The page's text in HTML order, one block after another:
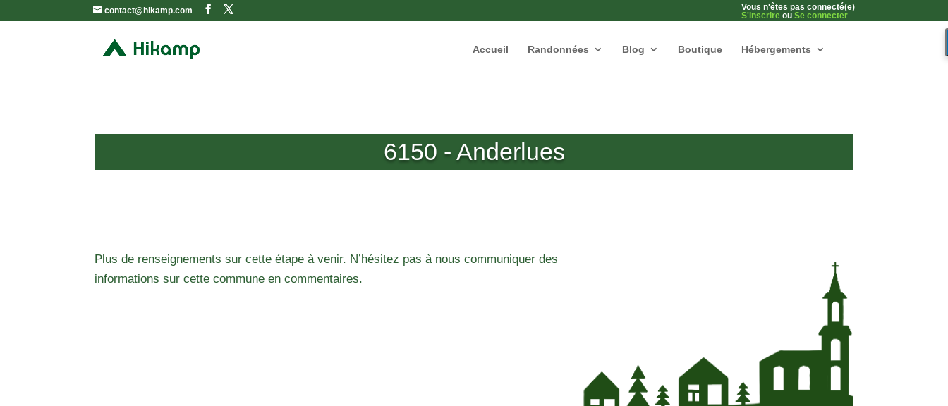
contact@hikamp.com
Vous n'êtes pas connecté(e)
S'inscrire ou Se connecter
Accueil Randonnées Blog Boutique Hébergements
6150 - Anderlues
Plus de renseignements sur cette étape à venir. N’hésitez pas à nous communiquer des
informations sur cette commune en commentaires.